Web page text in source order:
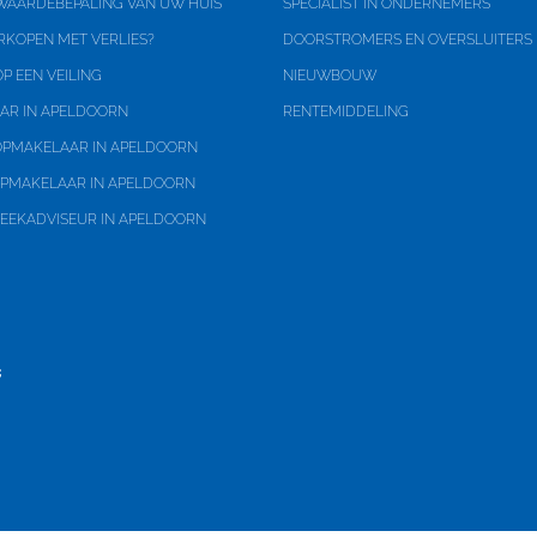
VAN UW HUIS
MET VERLIES?
EEN VEILING
IN APELDOORN
IN APELDOORN
IN APELDOORN
IN APELDOORN
SPECIALIST IN ONDERNEMERS
DOORSTROMERS EN OVERSLUITERS
NIEUWBOUW
RENTEMIDDELING